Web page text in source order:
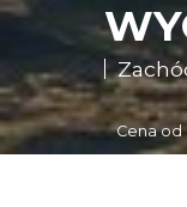
Cena od